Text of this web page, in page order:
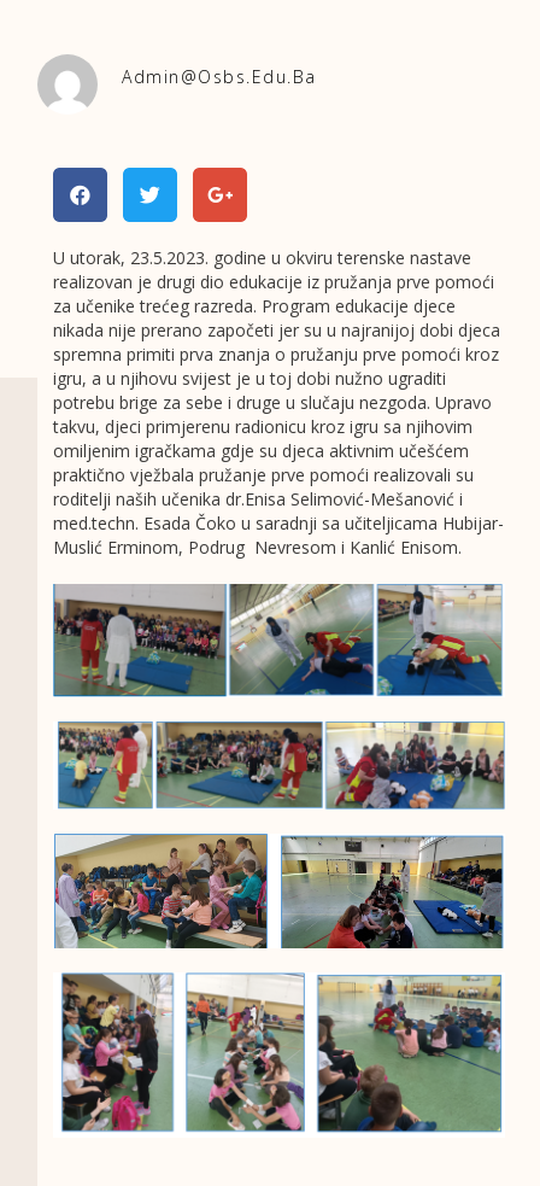
Admin@osbs.edu.ba
U utorak, 23.5.2023. godine u okviru terenske nastave
realizovan je drugi dio edukacije iz pružanja prve pomoći
za učenike trećeg razreda. Program edukacije djece
nikada nije prerano započeti jer su u najranijoj dobi djeca
spremna primiti prva znanja o pružanju prve pomoći kroz
igru, a u njihovu svijest je u toj dobi nužno ugraditi
potrebu brige za sebe i druge u slučaju nezgoda. Upravo
takvu, djeci primjerenu radionicu kroz igru sa njihovim
omiljenim igračkama gdje su djeca aktivnim učešćem
praktično vježbala pružanje prve pomoći realizovali su
roditelji naših učenika dr.Enisa Selimović-Mešanović i
med.techn. Esada Čoko u saradnji sa učiteljicama Hubijar-
Muslić Erminom, Podrug Nevresom i Kanlić Enisom.